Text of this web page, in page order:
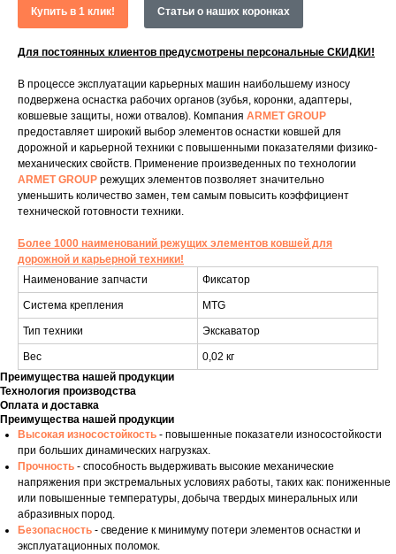
Купить в 1 клик! Статьи о наших коронках
Для постоянных клиентов предусмотрены персональные СКИДКИ!
В процессе эксплуатации карьерных машин наибольшему износу
подвержена оснастка рабочих органов (зубья, коронки, адаптеры,
ковшевые защиты, ножи отвалов). Компания ARMET GROUP
предоставляет широкий выбор элементов оснастки ковшей для
дорожной и карьерной техники с повышенными показателями физико-
механических свойств. Применение произведенных по технологии
ARMET GROUP режущих элементов позволяет значительно
уменьшить количество замен, тем самым повысить коэффициент
технической готовности техники.
Более 1000 наименований режущих элементов ковшей для
дорожной и карьерной техники!
Наименование запчасти
Фиксатор
Система крепления MTG
Тип техники Экскаватор
Вес
0,02 кг
Преимущества нашей продукции
Технология производства
Оплата и доставка
Преимущества нашей продукции
Высокая износостойкость - повышенные показатели износостойкости
при больших динамических нагрузках.
Прочность - способность выдерживать высокие механические
напряжения при экстремальных условиях работы, таких как: пониженные
или повышенные температуры, добыча твердых минеральных или
абразивных пород.
Безопасность - сведение к минимуму потери элементов оснастки и
эксплуатационных поломок.